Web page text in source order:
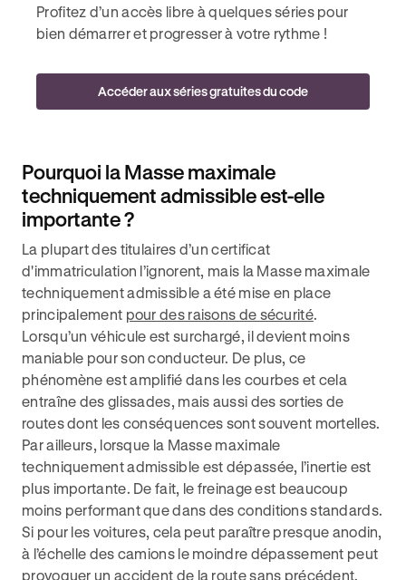
Profitez d’un accès libre à quelques séries pour
bien démarrer et progresser à votre rythme !
Accéder aux séries gratuites du code
Pourquoi la Masse maximale
techniquement admissible est-elle
importante ?
La plupart des titulaires d’un certificat
d'immatriculation l’ignorent, mais la Masse maximale
techniquement admissible a été mise en place
principalement pour des raisons de sécurité.
Lorsqu’un véhicule est surchargé, il devient moins
maniable pour son conducteur. De plus, ce
phénomène est amplifié dans les courbes et cela
entraîne des glissades, mais aussi des sorties de
routes dont les conséquences sont souvent mortelles.
Par ailleurs, lorsque la Masse maximale
techniquement admissible est dépassée, l’inertie est
plus importante. De fait, le freinage est beaucoup
moins performant que dans des conditions standards.
Si pour les voitures, cela peut paraître presque anodin,
à l’échelle des camions le moindre dépassement peut
provoquer un accident de la route sans précédent.